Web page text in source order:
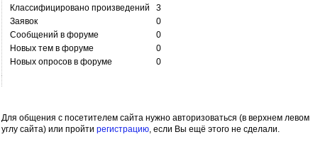
Классифицировано произведений
3
Заявок
0
Сообщений в форуме
0
Новых тем в форуме
0
Новых опросов в форуме
0
Для общения с посетителем сайта нужно авторизоваться (в верхнем левом
углу сайта) или пройти регистрацию, если Вы ещё этого не сделали.